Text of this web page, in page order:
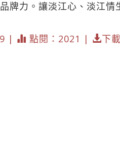
牌力。讓淡江心、淡江情
| 點閱：2021 | 下